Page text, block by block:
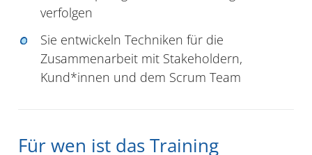
verfolgen
Sie entwickeln Techniken für die
Zusammenarbeit mit Stakeholdern,
Kund*innen und dem Scrum Team
Für wen ist das Training